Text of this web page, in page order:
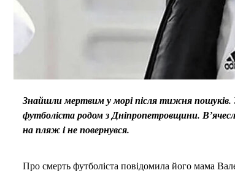
Знайшли мертвим у морі після тижня пошуків.
футболіста родом з Дніпропетровщини.
на пляж і не повернувся.
Про смерть футболіста повідомила його мама